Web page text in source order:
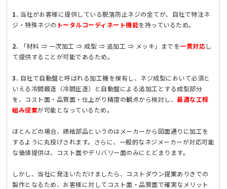
1. 当社がお客様に提供している脱落防止ネジの全てが、自社で特注ネ
ジ・特殊ネジの トータルコーディネート機能を持っているため。
2. 「材料 ⇒ 一次加工 ⇒ 成型 ⇒ 追加工 ⇒ メッキ」までを一貫対応し
て提供することが可能であるため。
3. 自社で自動盤と呼ばれる加工機を保有し、ネジ成型において必須と
いえる冷間鍛造（冷間圧造）と自動盤による追加工とする成型部分
を、コスト面・品質面・仕上がり精度の観点から検討し、最適な工程
組み提案が可能となっているため。
ほとんどの場合、締結部品というのはメーカーから図面通りに加工を
するように丸投げされます。さらに、一般的なネジメーカーが対応可能
な価値提供は、コスト面やデリバリー面のみにとどまります。
しかし、当社に発注いただけましたら、コストダウン提案ありきでの
製作となるため、お客様に対してコスト面・品質面で確実なメリット